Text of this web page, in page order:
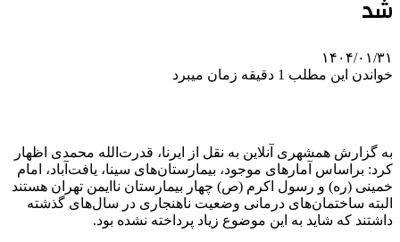
شد
۱۴۰۴/۰۱/۳۱
خواندن این مطلب 1 دقیقه زمان میبرد
به گزارش همشهری آنلاین به نقل از ایرنا، قدرت‌الله محمدی اظهار
کرد: براساس آمارهای موجود، بیمارستان‌های سینا، یافت‌آباد، امام
خمینی (ره) و رسول اکرم (ص) چهار بیمارستان ناایمن تهران هستند
البته ساختمان‌های درمانی وضعیت ناهنجاری در سال‌های گذشته
داشتند که شاید به این موضوع زیاد پرداخته نشده بود.